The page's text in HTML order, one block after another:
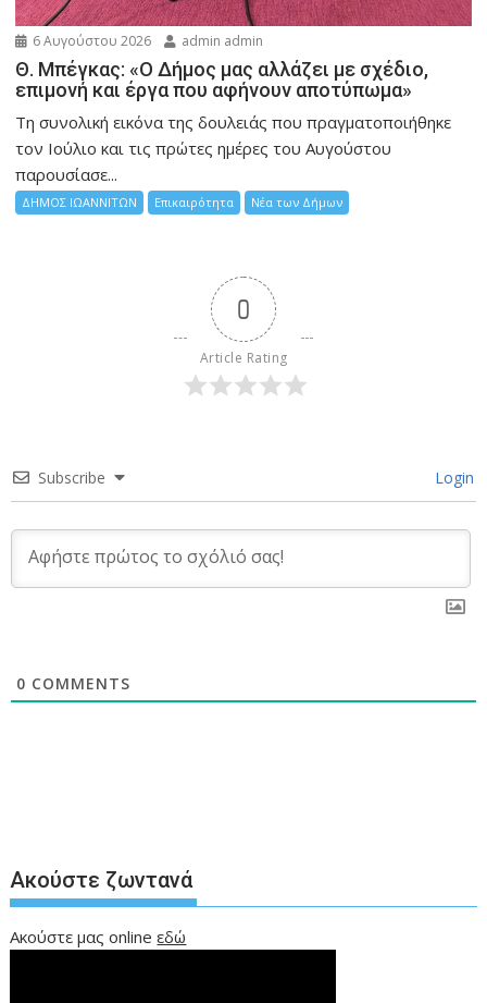
6 Αυγούστου 2026 admin admin
Θ. Μπέγκας: «Ο Δήμος μας αλλάζει με σχέδιο,
επιμονή και έργα που αφήνουν αποτύπωμα»
Τη συνολική εικόνα της δουλειάς που πραγματοποιήθηκε
τον Ιούλιο και τις πρώτες ημέρες του Αυγούστου
παρουσίασε...
ΔΗΜΟΣ ΙΩΑΝΝΙΤΩΝ Επικαιρότητα Νέα των Δήμων
0
Article Rating
Subscribe Login
0 COMMENTS
Ακούστε ζωντανά
Ακούστε μας onlineεδώ